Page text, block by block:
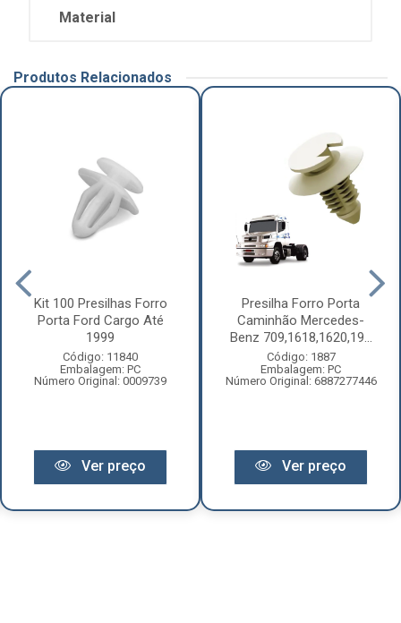
Material
Produtos Relacionados
Kit 100 Presilhas Forro
Porta Ford Cargo Até
1999
Código: 11840
Embalagem: PC
Número Original: 0009739
Ver preço
Presilha Forro Porta
Caminhão Mercedes-
Benz 709,1618,1620,19...
Código: 1887
Embalagem: PC
Número Original: 6887277446
Ver preço